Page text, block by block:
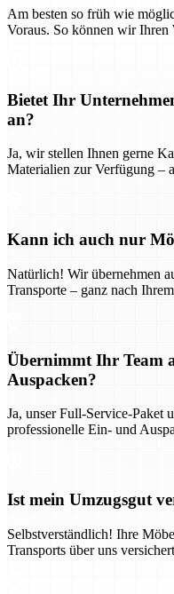
Am besten so früh wie
Voraus. So können wir Ihren
Bietet Ihr
an?
Ja, wir stellen Ihnen gerne
Materialien zur Verfügung –
Kann ich auch nur
Natürlich! Wir übernehmen
Transporte – ganz nach
Übernimmt Ihr Team
Auspacken?
Ja, unser Full-Service-Paket
professionelle Ein- und
Ist mein Umzugsgut
Selbstverständlich! Ihre
Transports über uns